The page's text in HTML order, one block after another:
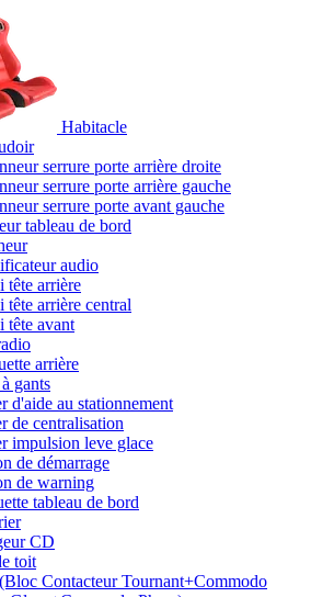
Habitacle
serrure porte arrière droite
serrure porte arrière gauche
serrure porte avant gauche
tableau de bord
audio
tête arrière
tête arrière central
tête avant
arrière
gants
d'aide au stationnement
de centralisation
impulsion leve glace
de démarrage
de warning
tableau de bord
CD
toit
Contacteur Tournant+Commodo